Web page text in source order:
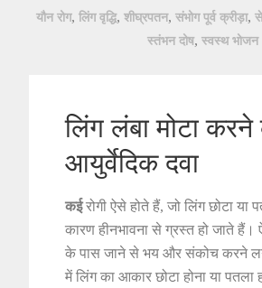
यौन रोग, लिंग वृद्धि, शीघ्रपतन, संभोग पूर्व क्रीड़ा,
स्तंभन दोष, स्वस्थ भोजन
लिंग लंबा मोटा करने
आयुर्वेदिक दवा
कईरोगी ऐसे होते हैं, जो लिंग छोटा या
कारण हीनभावना से ग्रस्त हो जाते हैं।
के पास जाने से भय और संकोच करने
में लिंग का आकार छोटा होना या पतला